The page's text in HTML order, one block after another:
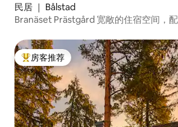
民居 ｜ Bålstad
Branäset Prästgård 宽敞的住宿空间，
热门「房客推荐」
房客推荐